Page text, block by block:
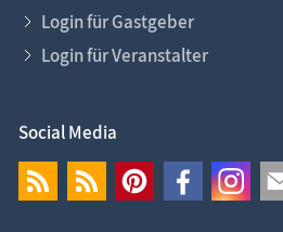
Login für Gastgeber
Login für Veranstalter
Social Media